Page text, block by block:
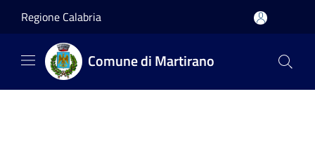
Regione Calabria
Comune di Martirano